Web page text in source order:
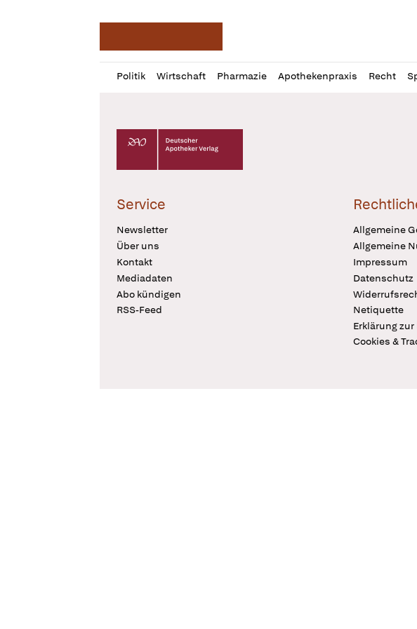
Politik Wirtschaft Pharmazie Apothekenpraxis Recht
Profil
öffnen
Daz
Pur
Deutscher Apotheker Verlag Logo
Service
Newsletter
Über uns
Kontakt
Mediadaten
Abo kündigen
RSS-Feed
Allgemeine
Allgemeine
Impressum
Datenschutz
Netiquette
Erklärung
Cookies &